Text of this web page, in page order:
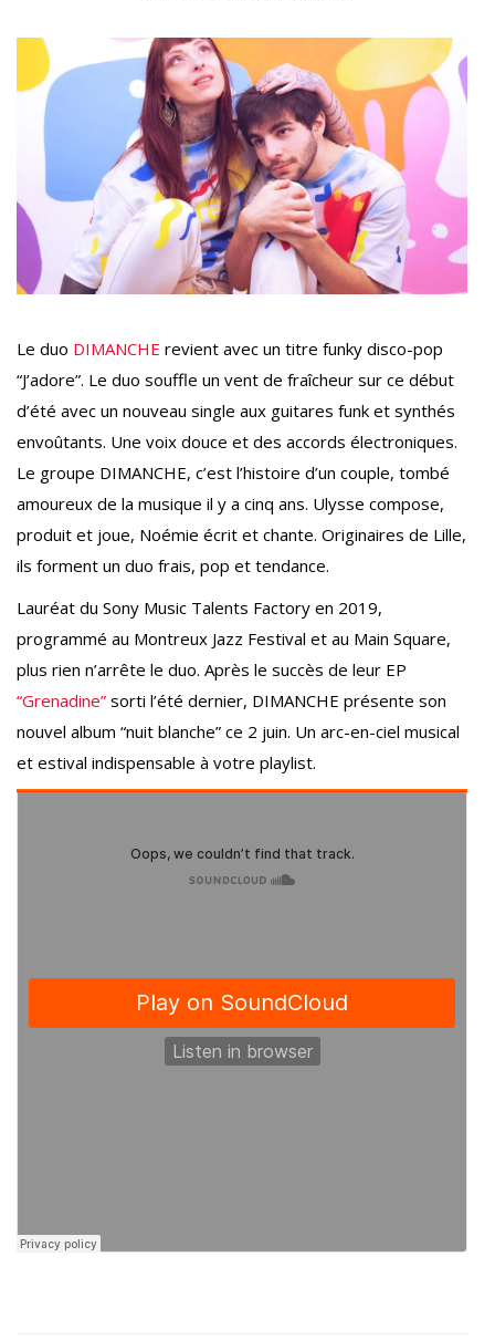
Le duo DIMANCHE revient avec un titre funky disco-pop
“J’adore”. Le duo souffle un vent de fraîcheur sur ce début
d’été avec un nouveau single aux guitares funk et synthés
envoûtants. Une voix douce et des accords électroniques.
Le groupe DIMANCHE, c’est l’histoire d’un couple, tombé
amoureux de la musique il y a cinq ans. Ulysse compose,
produit et joue, Noémie écrit et chante. Originaires de Lille,
ils forment un duo frais, pop et tendance.
Lauréat du Sony Music Talents Factory en 2019,
programmé au Montreux Jazz Festival et au Main Square,
plus rien n’arrête le duo. Après le succès de leur EP
“Grenadine” sorti l’été dernier, DIMANCHE présente son
nouvel album “nuit blanche” ce 2 juin. Un arc-en-ciel musical
et estival indispensable à votre playlist.